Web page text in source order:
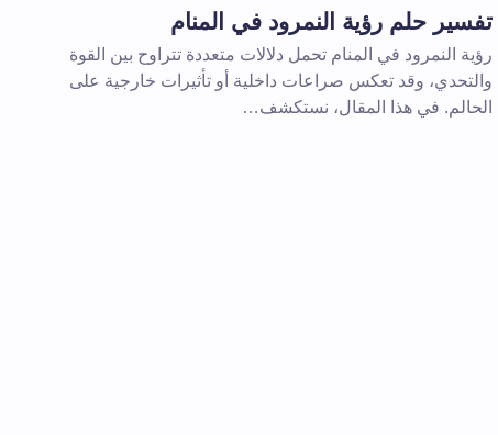
تفسير حلم رؤية النمرود في المنام
رؤية النمرود في المنام تحمل دلالات متعددة تتراوح بين القوة
والتحدي، وقد تعكس صراعات داخلية أو تأثيرات خارجية على
الحالم. في هذا المقال، نستكشف…